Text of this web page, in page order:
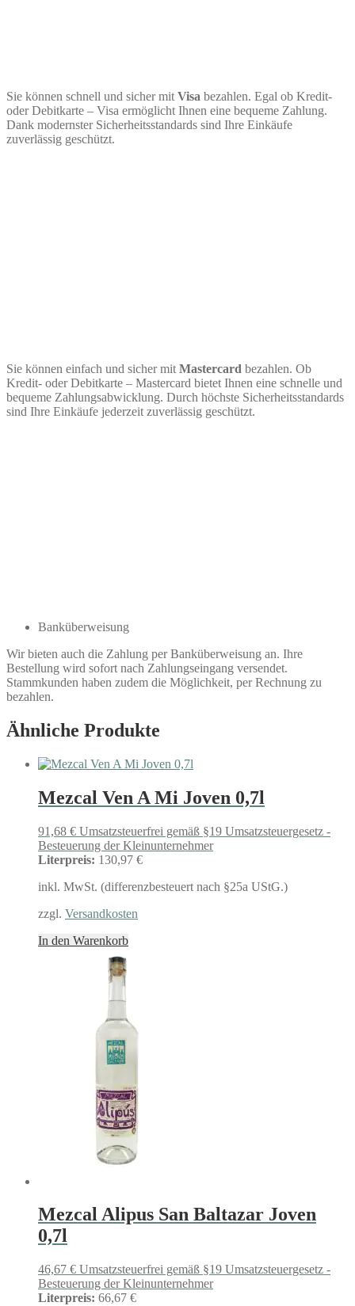
Sie können schnell und sicher mit Visa bezahlen. Egal ob Kredit-
oder Debitkarte – Visa ermöglicht Ihnen eine bequeme Zahlung.
Dank modernster Sicherheitsstandards sind Ihre Einkäufe
zuverlässig geschützt.
Sie können einfach und sicher mit Mastercard bezahlen. Ob
Kredit- oder Debitkarte – Mastercard bietet Ihnen eine schnelle und
bequeme Zahlungsabwicklung. Durch höchste Sicherheitsstandards
sind Ihre Einkäufe jederzeit zuverlässig geschützt.
Banküberweisung
Wir bieten auch die Zahlung per Banküberweisung an. Ihre
Bestellung wird sofort nach Zahlungseingang versendet.
Stammkunden haben zudem die Möglichkeit, per Rechnung zu
bezahlen.
Ähnliche Produkte
Mezcal Ven A Mi Joven 0,7l
91,68 € Umsatzsteuerfrei gemäß §19 Umsatzsteuergesetz -
Besteuerung der Kleinunternehmer
Literpreis: 130,97 €
inkl. MwSt. (differenzbesteuert nach §25a UStG.)
zzgl. Versandkosten
In den Warenkorb
Mezcal Alipus San Baltazar Joven
0,7l
46,67 € Umsatzsteuerfrei gemäß §19 Umsatzsteuergesetz -
Besteuerung der Kleinunternehmer
Literpreis: 66,67 €